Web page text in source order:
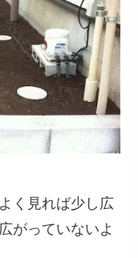
く見れば少し広
がっていないよ